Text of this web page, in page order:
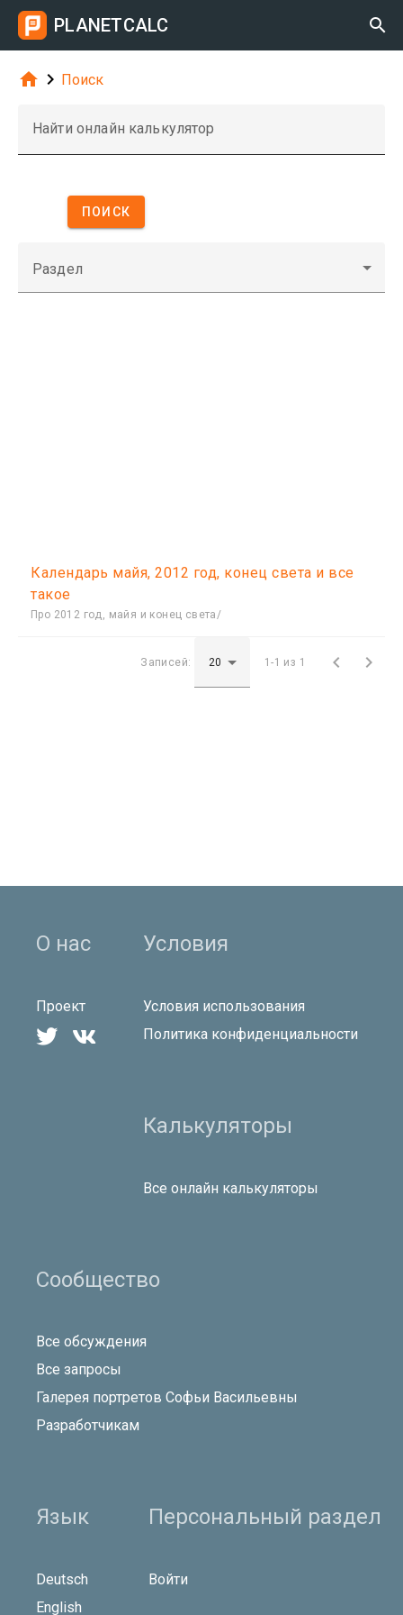
PLANETCALC 
  Поиск
Найти онлайн калькулятор
ПОИСК
Раздел
Календарь майя, 2012 год, конец света и все
такое
Про 2012 год, майя и конец света/
Записей: 1-1 из 1  
О нас
Проект
 
Условия
Условия использования
Политика конфиденциальности
Калькуляторы
Все онлайн калькуляторы
Сообщество
Все обсуждения
Все запросы
Галерея портретов Софьи Васильевны
Разработчикам
Язык
Deutsch
English
Персональный раздел
Войти